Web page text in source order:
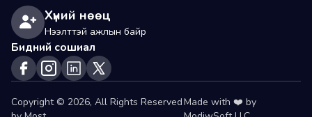
Хүний нөөц
Нээлттэй ажлын байр
Бидний сошиал
Copyright © 2026, All Rights ReservedMade with ❤️ by